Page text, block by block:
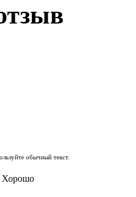
обычный текст.
Хорошо